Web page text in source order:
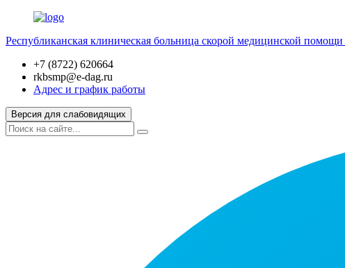
Республиканская клиническая больница скорой медицинской помощи
+7 (8722) 620664
rkbsmp@e-dag.ru
Адрес и график работы
Версия для слабовидящих